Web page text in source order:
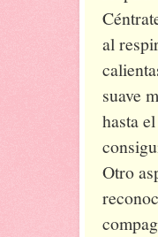
al
suave
hasta
Otro